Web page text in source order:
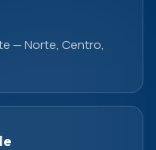
— Norte, Centro,